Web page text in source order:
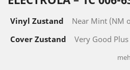
Vinyl Zustand
Near Mint (NM
Cover Zustand
Very Good Plus